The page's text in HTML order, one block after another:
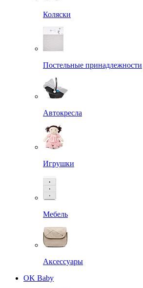
Коляски
Постельные принадлежности
Автокресла
Игрушки
Мебель
Аксессуары
OK Baby